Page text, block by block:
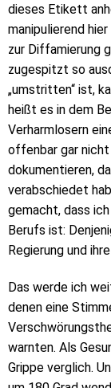
dieses Etikett
manipulierend
zur Diffamierung
zugespitzt so
„umstritten“ ist,
heißt es in dem
Verharmlosern
offenbar gar
dokumentieren,
verabschiedet
gemacht, dass
Berufs ist:
Regierung und
Das werde ich
denen eine
warnten. Als
Grippe verglich.